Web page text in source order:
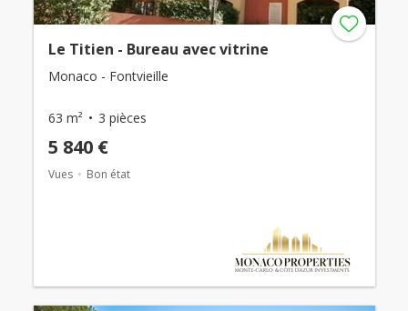
Le Titien - Bureau avec vitrine
Monaco - Fontvieille
63 m² 3 pièces
5 840 €
Vues Bon état